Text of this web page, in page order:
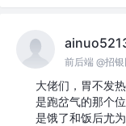
大佬们，胃不发
是跑岔气的那个
是饿了和饭后尤